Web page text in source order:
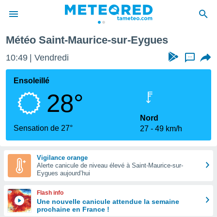
de
Météo Saint-Maurice-sur-Eygues
10:49 Vendredi ...
Ensoleillé
28°
Sensation de 27°
Nord
27
49 km/h
Vigilance orange
Alerte canicule de niveau élevé à Saint-Maurice-sur-
Eygues aujourd’hui
Flash info
Une nouvelle canicule attendue la semaine
prochaine en France !